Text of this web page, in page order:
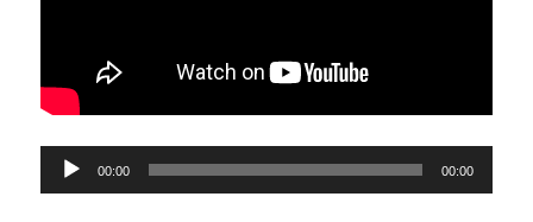
Reproductor
d'àudio
00:00 00:00